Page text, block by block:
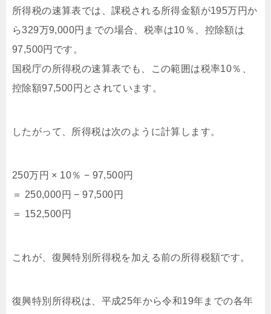
所得税の速算表では、課税される所得金額が195万円か
ら329万9,000円までの場合、税率は10％、控除額は
97,500円です。
国税庁の所得税の速算表でも、この範囲は税率10％、
控除額97,500円とされています。
したがって、所得税は次のように計算します。
250万円 × 10％ − 97,500円
＝ 250,000円 − 97,500円
＝ 152,500円
これが、復興特別所得税を加える前の所得税額です。
復興特別所得税は、平成25年から令和19年までの各年